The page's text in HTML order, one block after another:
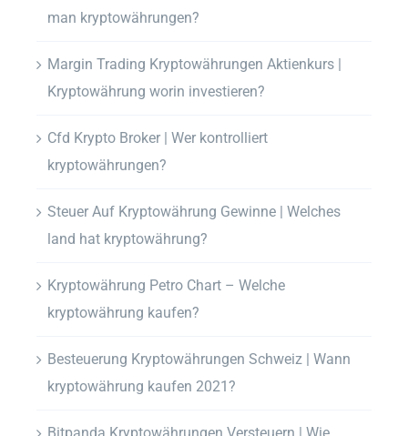
man kryptowährungen?
Margin Trading Kryptowährungen Aktienkurs |
Kryptowährung worin investieren?
Cfd Krypto Broker | Wer kontrolliert
kryptowährungen?
Steuer Auf Kryptowährung Gewinne | Welches
land hat kryptowährung?
Kryptowährung Petro Chart – Welche
kryptowährung kaufen?
Besteuerung Kryptowährungen Schweiz | Wann
kryptowährung kaufen 2021?
Bitpanda Kryptowährungen Versteuern | Wie